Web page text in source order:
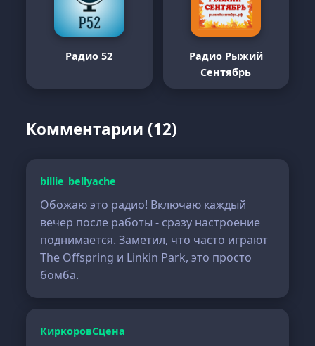
Радио 52
Радио Рыжий
Сентябрь
Комментарии (12)
billie_bellyache
Обожаю это радио! Включаю каждый
вечер после работы - сразу настроение
поднимается. Заметил, что часто играют
The Offspring и Linkin Park, это просто
бомба.
КиркоровСцена